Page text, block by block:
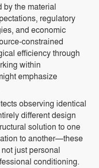
by the material
regulatory
and economic
constrained
efficiency through
within
emphasize
observing identical
different design
solution to one
to another—these
just personal
conditioning.